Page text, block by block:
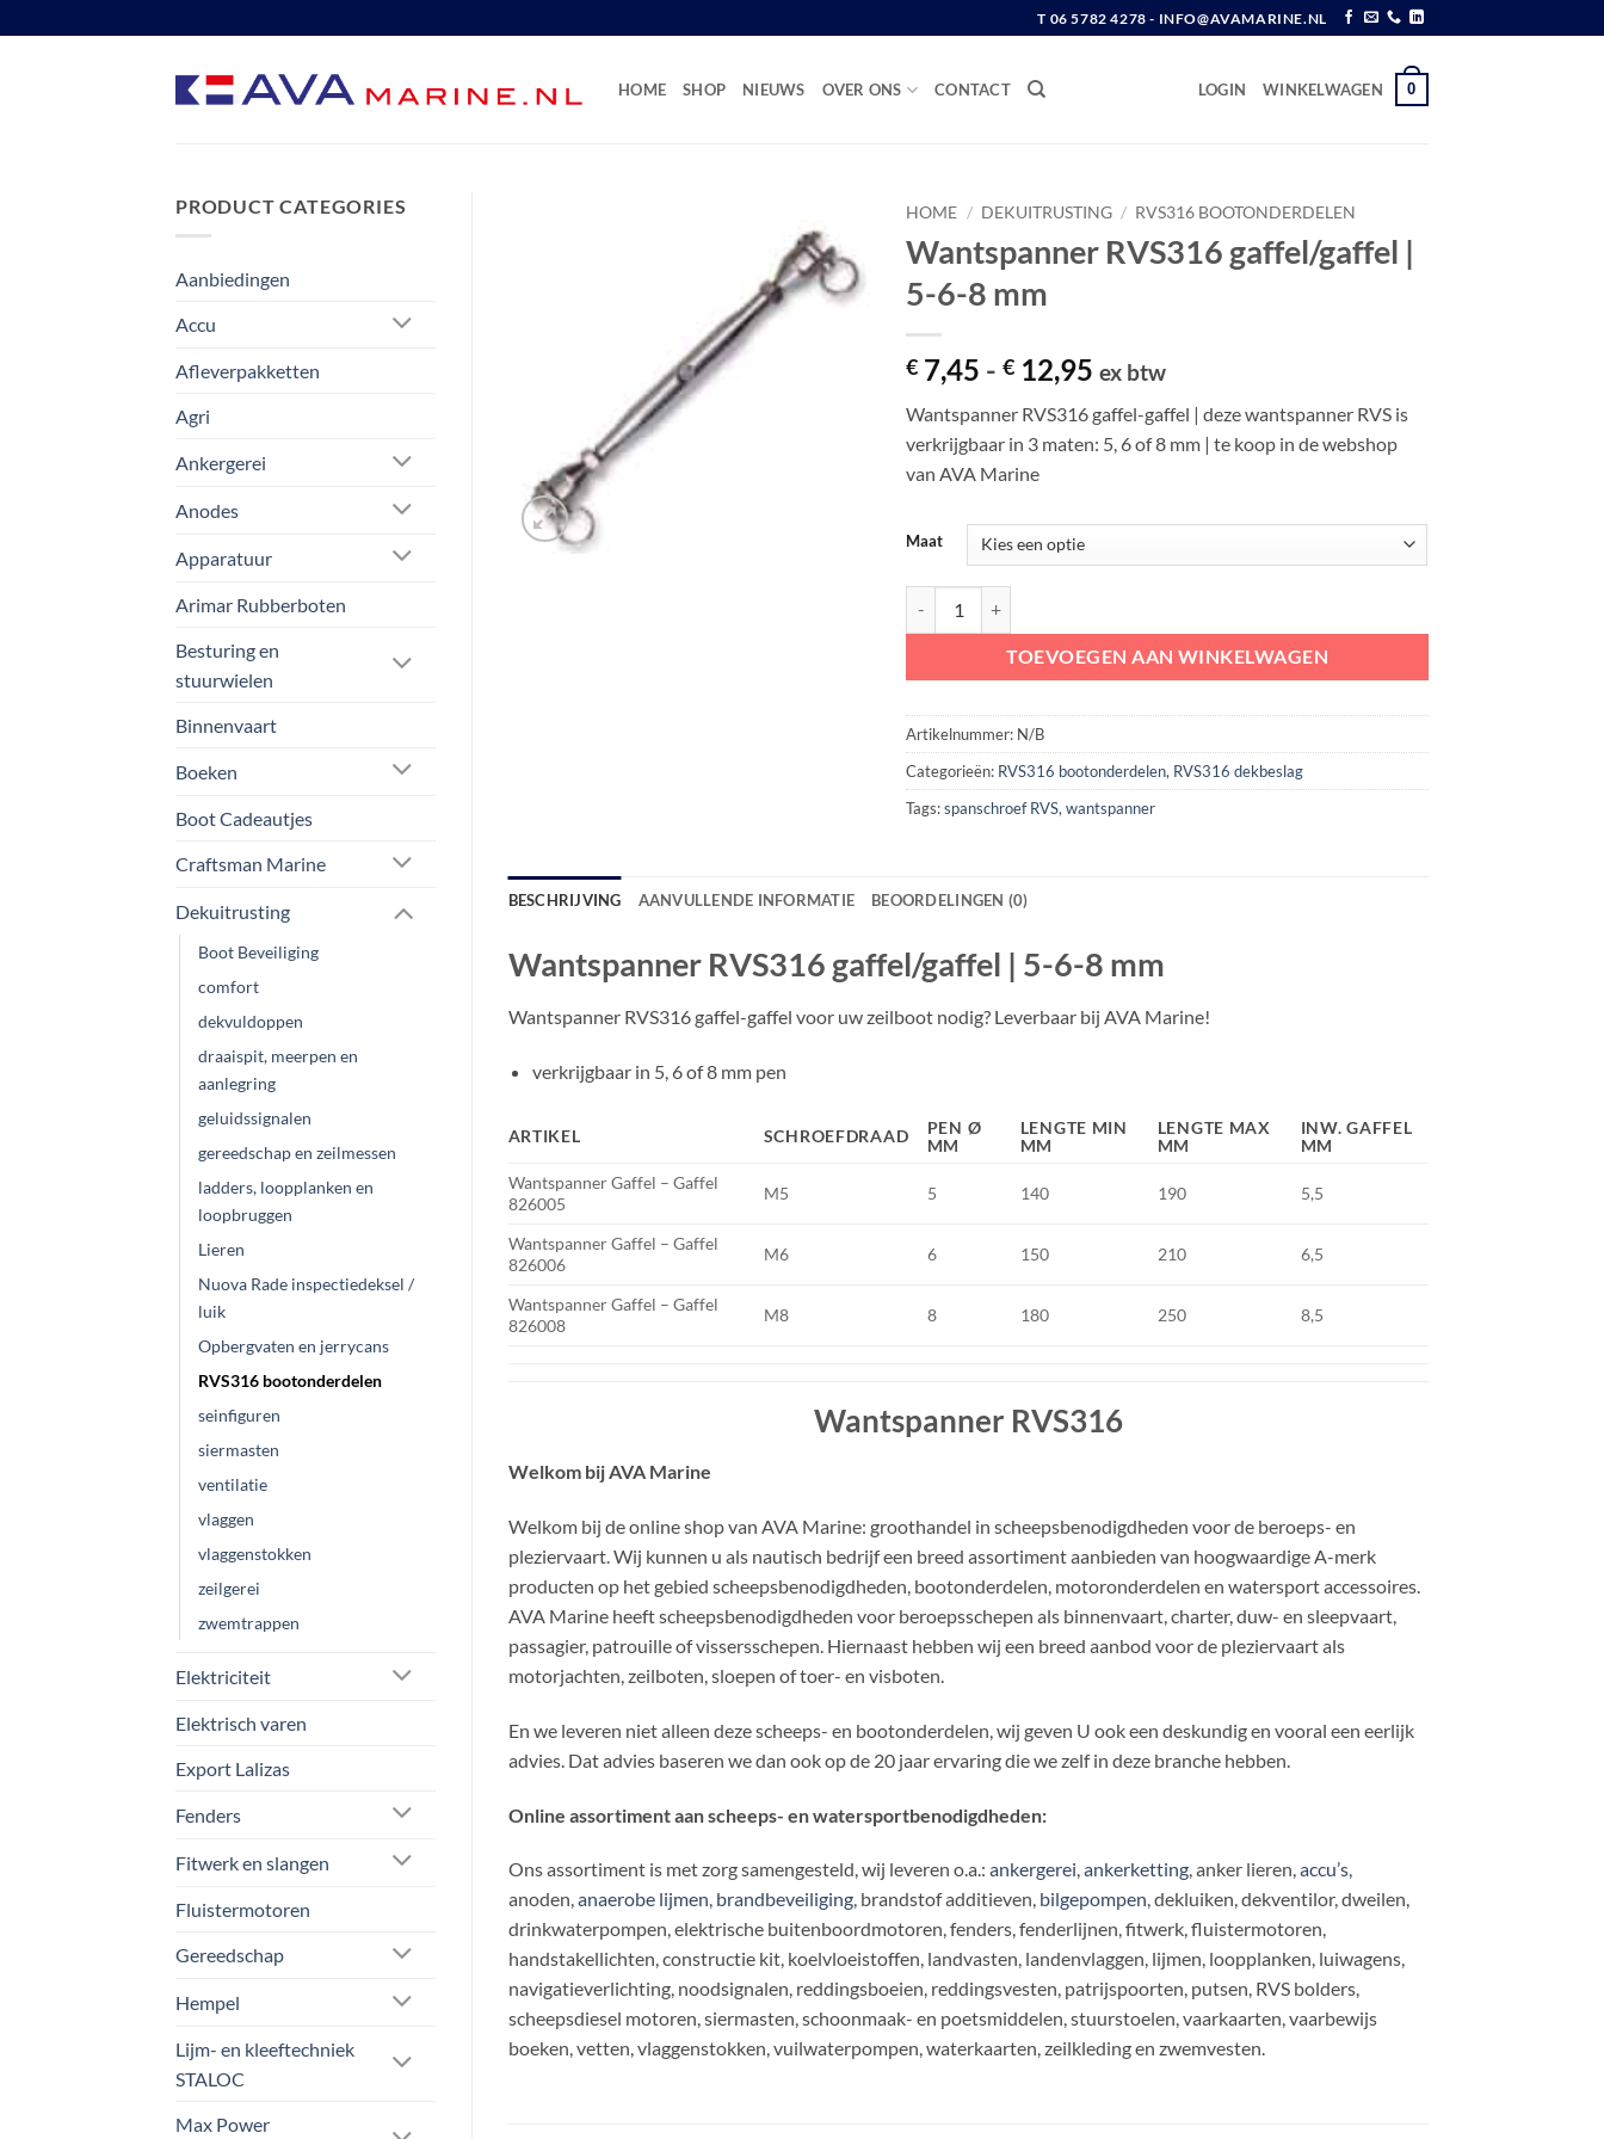
naar
T 06 5782 4278 - INFO@AVAMARINE.NL
HOME SHOP NIEUWS OVER ONS CONTACT LOGIN WINKELWAGEN 0
PRODUCT CATEGORIES
Aanbiedingen
Accu
Afleverpakketten
Agri
Ankergerei
Anodes
Apparatuur
Arimar Rubberboten
Besturing en
stuurwielen
Binnenvaart
Boeken
Boot Cadeautjes
Craftsman Marine
Dekuitrusting
Boot Beveiliging
comfort
dekvuldoppen
draaispit, meerpen en
aanlegring
geluidssignalen
gereedschap en zeilmessen
ladders, loopplanken en
loopbruggen
Lieren
Nuova Rade inspectiedeksel /
luik
Opbergvaten en jerrycans
RVS316 bootonderdelen
seinfiguren
siermasten
ventilatie
vlaggen
vlaggenstokken
zeilgerei
zwemtrappen
Elektriciteit
Elektrisch varen
Export Lalizas
Fenders
Fitwerk en slangen
Fluistermotoren
Gereedschap
Hempel
Lijm- en kleeftechniek
STALOC
Max Power
HOME / DEKUITRUSTING / RVS316 BOOTONDERDELEN
Wantspanner RVS316 gaffel/gaffel |
5-6-8 mm
€ 7,45 - € 12,95 Prijsklasse:
tot
€ 12,95
ex btw
Wantspanner RVS316 gaffel-gaffel | deze wantspanner RVS is
verkrijgbaar in 3 maten: 5, 6 of 8 mm | te koop in de webshop
van AVA Marine
Maat
TOEVOEGEN AAN WINKELWAGEN
Artikelnummer: N/B
Categorieën: RVS316 bootonderdelen, RVS316 dekbeslag
Tags:spanschroef RVS,wantspanner
BESCHRIJVING AANVULLENDE INFORMATIE BEOORDELINGEN (0)
Wantspanner RVS316 gaffel/gaffel | 5-6-8 mm
Wantspanner RVS316 gaffel-gaffel voor uw zeilboot nodig? Leverbaar bij AVA Marine!
verkrijgbaar in 5, 6 of 8 mm pen
ARTIKEL SCHROEFDRAAD
PEN Ø
MM
LENGTE MIN
MM
LENGTE MAX
MM
INW. GAFFEL
MM
Wantspanner Gaffel – Gaffel
826005
M5 5 140 190 5,5
Wantspanner Gaffel – Gaffel
826006
M6 6 150 210 6,5
Wantspanner Gaffel – Gaffel
826008
M8 8 180 250 8,5
Wantspanner RVS316
Welkom bij AVA Marine
Welkom bij de online shop van AVA Marine: groothandel in scheepsbenodigdheden voor de beroeps- en
pleziervaart. Wij kunnen u als nautisch bedrijf een breed assortiment aanbieden van hoogwaardige A-merk
producten op het gebied scheepsbenodigdheden, bootonderdelen, motoronderdelen en watersport accessoires.
AVA Marine heeft scheepsbenodigdheden voor beroepsschepen als binnenvaart, charter, duw- en sleepvaart,
passagier, patrouille of vissersschepen. Hiernaast hebben wij een breed aanbod voor de pleziervaart als
motorjachten, zeilboten, sloepen of toer- en visboten.
En we leveren niet alleen deze scheeps- en bootonderdelen, wij geven U ook een deskundig en vooral een eerlijk
advies. Dat advies baseren we dan ook op de 20 jaar ervaring die we zelf in deze branche hebben.
Online assortiment aan scheeps- en watersportbenodigdheden:
Ons assortiment is met zorg samengesteld, wij leveren o.a.: ankergerei,ankerketting, anker lieren,accu’s,
anoden,anaerobe lijmen, brandbeveiliging, brandstof additieven, bilgepompen, dekluiken, dekventilor, dweilen,
drinkwaterpompen, elektrische buitenboordmotoren, fenders, fenderlijnen, fitwerk, fluistermotoren,
handstakellichten, constructie kit, koelvloeistoffen, landvasten, landenvlaggen, lijmen, loopplanken, luiwagens,
navigatieverlichting, noodsignalen, reddingsboeien, reddingsvesten, patrijspoorten, putsen, RVS bolders,
scheepsdiesel motoren, siermasten, schoonmaak- en poetsmiddelen, stuurstoelen, vaarkaarten, vaarbewijs
boeken, vetten, vlaggenstokken, vuilwaterpompen, waterkaarten, zeilkleding en zwemvesten.